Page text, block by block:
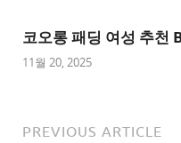
트
1
사
코오롱 패딩 여성 추천
11월 20, 2025
PREVIOUS ARTICLE